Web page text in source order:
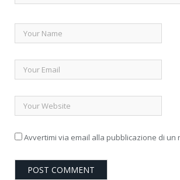
Avvertimi via email alla pubblicazione di un